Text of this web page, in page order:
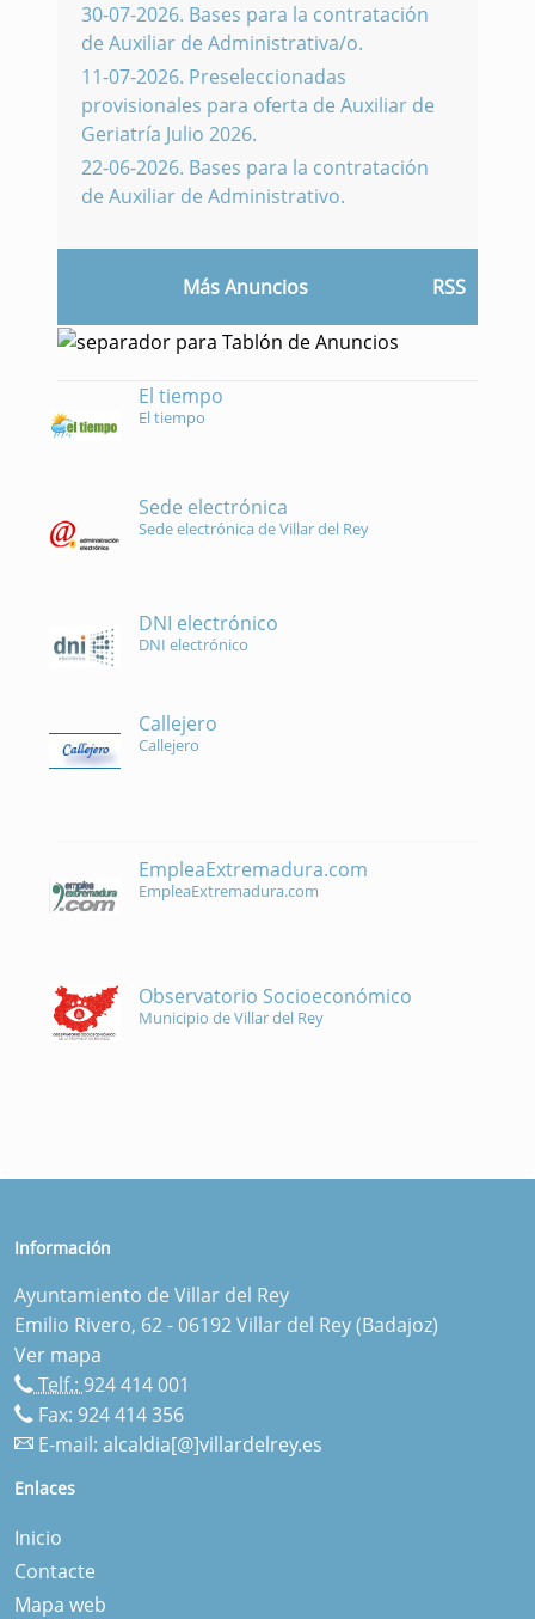
30-07-2026. Bases para la contratación
de Auxiliar de Administrativa/o.
11-07-2026. Preseleccionadas
provisionales para oferta de Auxiliar de
Geriatría Julio 2026.
22-06-2026. Bases para la contratación
de Auxiliar de Administrativo.
Más Anuncios RSS
El tiempo
El tiempo
Sede electrónica
Sede electrónica de Villar del Rey
DNI electrónico
DNI electrónico
Callejero
Callejero
EmpleaExtremadura.com
EmpleaExtremadura.com
Observatorio Socioeconómico
Municipio de Villar del Rey
Información
Ayuntamiento de Villar del Rey
Emilio Rivero, 62 - 06192 Villar del Rey (Badajoz)
Ver mapa
Telf.: 924 414 001
Fax: 924 414 356
E-mail: alcaldia[@]villardelrey.es
Enlaces
Inicio
Contacte
Mapa web